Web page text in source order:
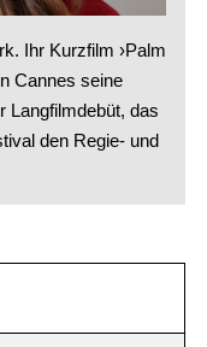
Ihr Kurzfilm ›Palm
Cannes seine
Langfilmdebüt, das
den Regie- und